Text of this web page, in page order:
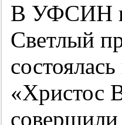
В УФСИН
Светлый
«Христос
совершили